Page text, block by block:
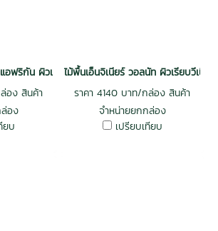
แอฟริกัน ผิวเรียบวีเนียร์ 3 mm รางลิ้น สีธรรมชาติ
อง สินค้า
อง
ยบ
ไม้พื้นเอ็นจิเนียร์ วอลนัท ผิวเรียบวีเนี
ราคา 4140 บาท/กล่อง สินค้า
จำหน่ายยกกล่อง
เปรียบเทียบ